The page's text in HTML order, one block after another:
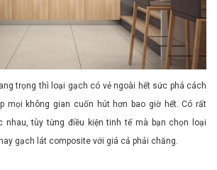
trọng thì loại gạch có vẻ ngoài hết sức phá cách
mọi không gian cuốn hút hơn bao giờ hết. Có rất
nhau, tùy từng điều kiện tinh tế mà bạn chọn loại
gạch lát composite với giá cả phải chăng.